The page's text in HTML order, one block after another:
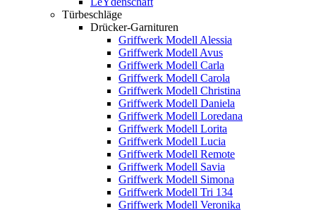
Türbeschläge
Drücker-Garnituren
Griffwerk Modell Alessia
Griffwerk Modell Avus
Griffwerk Modell Carla
Griffwerk Modell Carola
Griffwerk Modell Christina
Griffwerk Modell Daniela
Griffwerk Modell Loredana
Griffwerk Modell Lorita
Griffwerk Modell Lucia
Griffwerk Modell Remote
Griffwerk Modell Savia
Griffwerk Modell Simona
Griffwerk Modell Tri 134
Griffwerk Modell Veronika